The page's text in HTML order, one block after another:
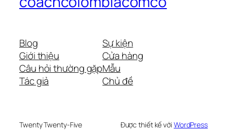
Blog
Giới thiệu
Câu hỏi thường gặp
Tác giả
Sự kiện
Cửa hàng
Mẫu
Chủ đề
Twenty Twenty-Five Được thiết kế với WordPress